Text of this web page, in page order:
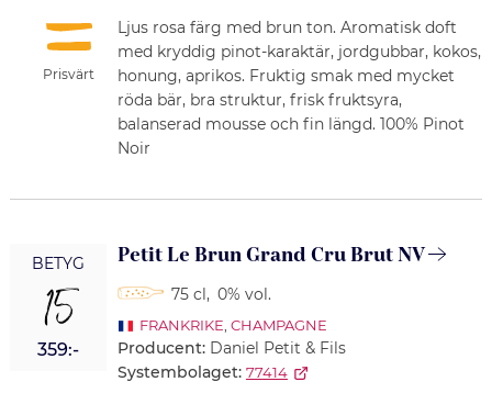
Prisvärt
Ljus rosa färg med brun ton. Aromatisk doft
med kryddig pinot-karaktär, jordgubbar, kokos,
honung, aprikos. Fruktig smak med mycket
röda bär, bra struktur, frisk fruktsyra,
balanserad mousse och fin längd. 100% Pinot
Noir
BETYG
15
359:-
Petit Le Brun Grand Cru Brut NV
75 cl, 0% vol.
FRANKRIKE CHAMPAGNE
Producent: Daniel Petit & Fils
Systembolaget: 77414